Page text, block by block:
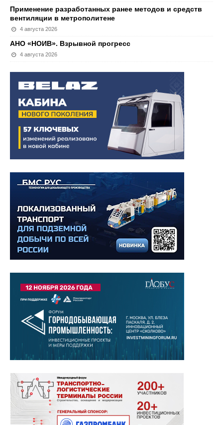
Применение разработанных ранее методов и средств
вентиляции в метрополитене
4 августа 2026
АНО «НОИВ». Взрывной прогресс
4 августа 2026